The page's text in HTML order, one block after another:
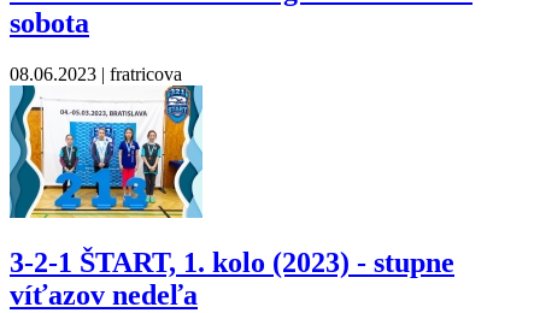
sobota
08.06.2023 | fratricova
3-2-1 ŠTART, 1. kolo (2023) - stupne
víťazov nedeľa